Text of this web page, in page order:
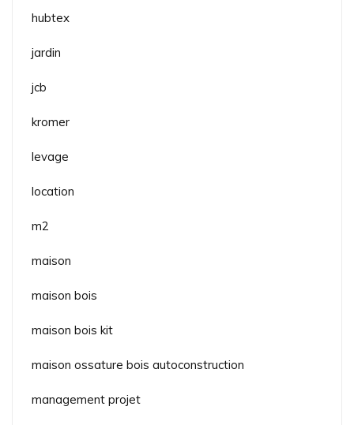
hubtex
jardin
jcb
kromer
levage
location
m2
maison
maison bois
maison bois kit
maison ossature bois autoconstruction
management projet